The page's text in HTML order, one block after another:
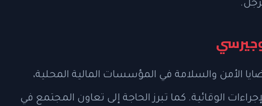
الأمن والسلامة في المؤسسات المالية المحلية،
الوقائية. كما تبرز الحاجة إلى تعاون المجتمع في